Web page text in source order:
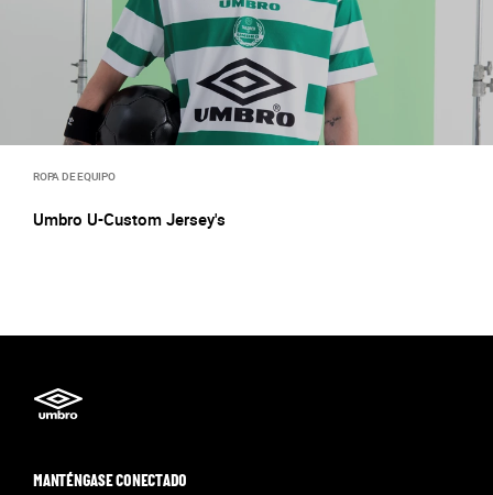
ROPA DE EQUIPO
Umbro U-Custom Jersey's
MANTÉNGASE CONECTADO